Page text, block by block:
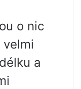
o nic
velmi
a